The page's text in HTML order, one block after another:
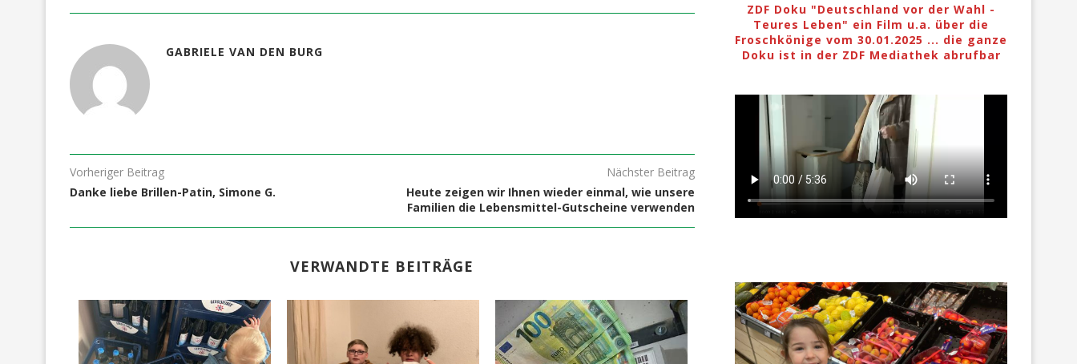
GABRIELE VAN DEN BURG
Vorheriger Beitrag
Danke liebe Brillen-Patin, Simone G.
Nächster Beitrag
Heute zeigen wir Ihnen wieder einmal, wie unsere
Familien die Lebensmittel-Gutscheine verwenden
VERWANDTE BEITRÄGE
ZDF Doku "Deutschland vor der Wahl -
Teures Leben" ein Film u.a. über die
Froschkönige vom 30.01.2025 ... die ganze
Doku ist in der ZDF Mediathek abrufbar